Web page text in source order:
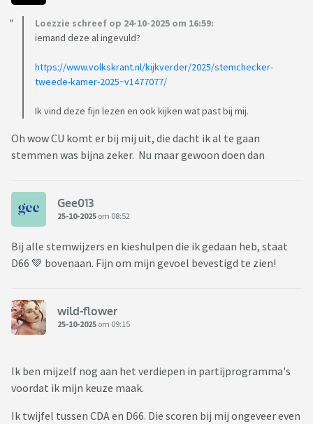
Loezzie schreef op 24-10-2025 om 16:59:
iemand deze al ingevuld?
https://www.volkskrant.nl/kijkverder/2025/stemchecker-
tweede-kamer-2025~v1477077/
Ik vind deze fijn lezen en ook kijken wat past bij mij.
Oh wow CU komt er bij mij uit, die dacht ik al te gaan
stemmen was bijna zeker. Nu maar gewoon doen dan
Gee013
25-10-2025 om 08:52
Bij alle stemwijzers en kieshulpen die ik gedaan heb, staat
D66 💚 bovenaan. Fijn om mijn gevoel bevestigd te zien!
wild-flower
25-10-2025 om 09:15
Ik ben mijzelf nog aan het verdiepen in partijprogramma's
voordat ik mijn keuze maak.
Ik twijfel tussen CDA en D66. Die scoren bij mij ongeveer even